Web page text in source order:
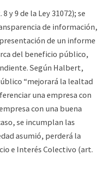
y 9 de la Ley 31072); se
de información,
de un informe
del beneficio público,
Según Halbert,
“mejorará la lealtad
una empresa con
con una buena
se incumplan las
asumió, perderá la
e Interés Colectivo (art.